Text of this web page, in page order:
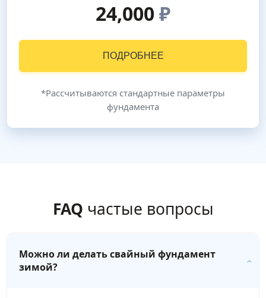
24,000₽
ПОДРОБНЕЕ
*Рассчитываются стандартные параметры
фундамента
FAQ частые вопросы
Можно ли делать свайный фундамент
зимой?